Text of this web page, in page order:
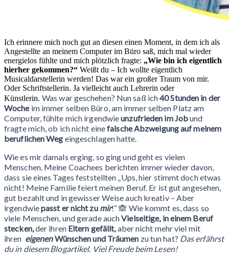
Ich erinnere mich noch gut an diesen einen Moment, in dem ich als
Angestellte an meinem Computer im Büro saß, mich mal wieder
energielos fühlte und mich plötzlich fragte: „Wie bin ich eigentlich
hierher gekommen?“ Weißt du – Ich wollte eigentlich
Musicaldarstellerin werden! Das war ein großer Traum von mir.
Oder Schriftstellerin. Ja vielleicht auch Lehrerin oder
Künstlerin. Was war geschehen? Nun saß ich40 Stunden in der
Wocheim immer selben Büro, am immer selben Platz am
Computer, fühlte mich irgendwieunzufrieden im Jobund
fragte mich, ob ich nicht einefalsche Abzweigung auf meinem
beruflichen Weg eingeschlagen hatte.
Wie es mir damals erging, so ging und geht es vielen
Menschen. Meine Coachees berichten immer wieder davon,
dass sie eines Tages feststellten „Ups, hier stimmt doch etwas
nicht! Meine Familie feiert meinen Beruf. Er ist gut angesehen,
gut bezahlt und in gewisser Weise auch kreativ – Aber
irgendwiepasst er nicht zu mir!“ 🙈 Wie kommt es, dass so
viele Menschen, und gerade auchVielseitige, in einem Beruf
stecken,der ihrenEltern gefällt, aber nicht mehr viel mit
ihren eigenenWünschen und Träumen zu tun hat? Das erfährst
du in diesem Blogartikel. Viel Freude beim Lesen!